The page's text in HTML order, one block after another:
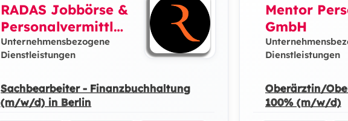
RADAS Jobbörse &
Personalvermittlun
g GmbH
Unternehmensbezogene
Dienstleistungen
Sachbearbeiter - Finanzbuchhaltung
(m/w/d) in Berlin
Mentor
GmbH
Dienstleistungen
Oberärztin/
100% (m/w/d)